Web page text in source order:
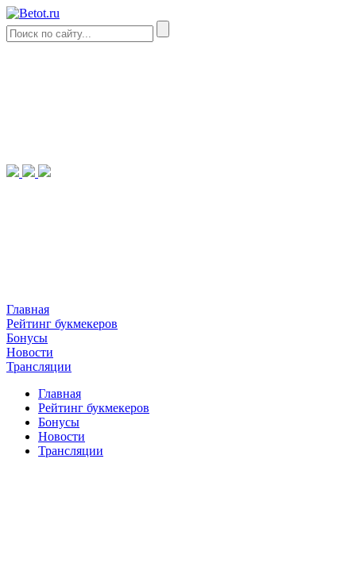
Главная
Рейтинг букмекеров
Бонусы
Новости
Трансляции
Главная
Рейтинг букмекеров
Бонусы
Новости
Трансляции